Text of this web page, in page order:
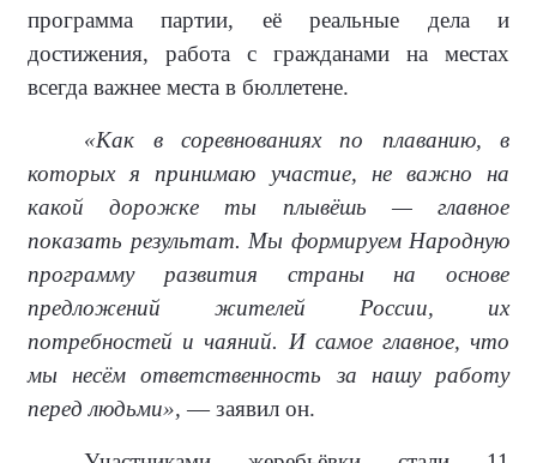
программа партии, её реальные дела и
достижения, работа с гражданами на местах
всегда важнее места в бюллетене.
«Как в соревнованиях по плаванию, в
которых я принимаю участие, не важно на
какой дорожке ты плывёшь — главное
показать результат. Мы формируем Народную
программу развития страны на основе
предложений жителей России, их
потребностей и чаяний. И самое главное, что
мы несём ответственность за нашу работу
перед людьми», — заявил он.